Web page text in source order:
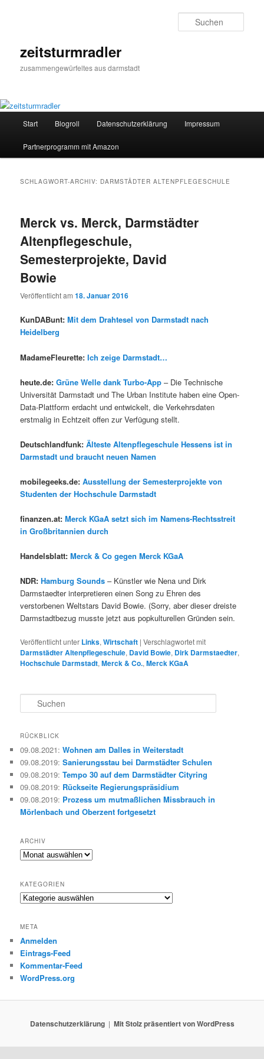
zeitsturmradler
zusammengewürfeltes aus darmstadt
Start Blogroll Datenschutzerklärung Impressum
Partnerprogramm mit Amazon
SCHLAGWORT-ARCHIV: DARMSTÄDTER ALTENPFLEGESCHULE
Merck vs. Merck, Darmstädter
Altenpflegeschule,
Semesterprojekte, David
Bowie
Veröffentlicht am18. Januar 2016
KunDABunt:Mit dem Drahtesel von Darmstadt nach
Heidelberg
MadameFleurette:Ich zeige Darmstadt…
heute.de:Grüne Welle dank Turbo-App – Die Technische
Universität Darmstadt und The Urban Institute haben eine Open-
Data-Plattform erdacht und entwickelt, die Verkehrsdaten
erstmalig in Echtzeit offen zur Verfügung stellt.
Deutschlandfunk:Älteste Altenpflegeschule Hessens ist in
Darmstadt und braucht neuen Namen
mobilegeeks.de:Ausstellung der Semesterprojekte von
Studenten der Hochschule Darmstadt
finanzen.at:Merck KGaA setzt sich im Namens-Rechtsstreit
in Großbritannien durch
Handelsblatt:Merck & Co gegen Merck KGaA
NDR:Hamburg Sounds – Künstler wie Nena und Dirk
Darmstaedter interpretieren einen Song zu Ehren des
verstorbenen Weltstars David Bowie. (Sorry, aber dieser dreiste
Darmstadtbezug musste jetzt aus popkulturellen Gründen sein.
Veröffentlicht unter Links,Wirtschaft |Verschlagwortet mit
Darmstädter Altenpflegeschule, David Bowie, Dirk Darmstaedter,
Hochschule Darmstadt,Merck & Co.,Merck KGaA
u
h
n
RÜCKBLICK
09.08.2021:Wohnen am Dalles in Weiterstadt
09.08.2019:Sanierungsstau bei Darmstädter Schulen
09.08.2019:Tempo 30 auf dem Darmstädter Cityring
09.08.2019: Rückseite Regierungspräsidium
09.08.2019: Prozess um mutmaßlichen Missbrauch in
Mörlenbach und Oberzent fortgesetzt
ARCHIV
Archiv
KATEGORIEN
Kategorien
META
Anmelden
Eintrags-Feed
Kommentar-Feed
WordPress.org
Datenschutzerklärung Mit Stolz präsentiert von WordPress